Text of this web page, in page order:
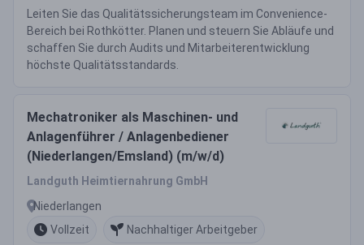
Leiten Sie das Qualitätssicherungsteam im Convenience-
Bereich bei Rothkötter. Planen und steuern Sie Abläufe und
schaffen Sie durch Audits und Mitarbeiterentwicklung
höchste Qualitätsstandards.
Mechatroniker als Maschinen- und
Anlagenführer / Anlagenbediener
(Niederlangen/Emsland) (m/w/d)
Landguth Heimtiernahrung GmbH
Niederlangen
Vollzeit
Nachhaltiger Arbeitgeber